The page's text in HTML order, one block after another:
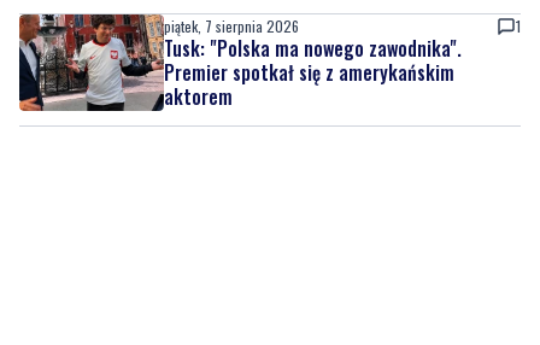
piątek, 7 sierpnia 2026 1
Tusk: "Polska ma nowego zawodnika".
Premier spotkał się z amerykańskim
aktorem